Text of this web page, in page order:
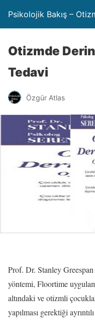
Psikolojik Bakış –
Otizmde
Tedavi
Özgür Atlas
Prof. Dr. Stanley
yöntemi, Floortime
altındaki ve otizmli
yapılması gerektiği